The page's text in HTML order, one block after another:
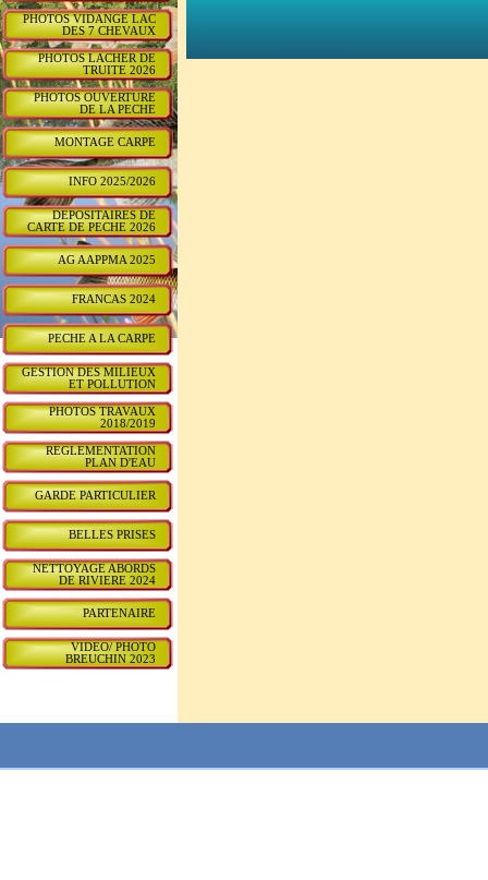
PHOTOS VIDANGE LAC
DES 7 CHEVAUX
PHOTOS LACHER DE
TRUITE 2026
PHOTOS OUVERTURE
DE LA PECHE
MONTAGE CARPE
INFO 2025/2026
DEPOSITAIRES DE
CARTE DE PECHE 2026
AG AAPPMA 2025
FRANCAS 2024
PECHE A LA CARPE
GESTION DES MILIEUX
ET POLLUTION
PHOTOS TRAVAUX
2018/2019
REGLEMENTATION
PLAN D'EAU
GARDE PARTICULIER
BELLES PRISES
NETTOYAGE ABORDS
DE RIVIERE 2024
PARTENAIRE
VIDEO/ PHOTO
BREUCHIN 2023